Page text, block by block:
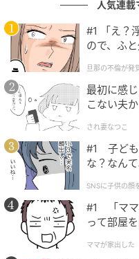
3.2÷5←3.2×10=32、
=32÷50
=0.64
※割る数と割られる数は、
このように計算するこ
まとめ
小数の扱い方を復習す
でしょうか。
人気連
#1 「え？
ので、ふ
クチャに
旦那の不倫が発
最初に感
こない夫
され妻なつこ
#1 子ども
な？なん
SNSに子供の顔
#1 「ママ
って部屋
ママが家出した